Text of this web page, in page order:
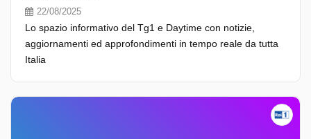
22/08/2025
Lo spazio informativo del Tg1 e Daytime con notizie,
aggiornamenti ed approfondimenti in tempo reale da tutta
Italia